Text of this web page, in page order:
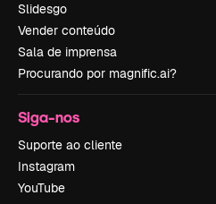
Slidesgo
Vender conteúdo
Sala de imprensa
Procurando por magnific.ai?
Siga-nos
Suporte ao cliente
Instagram
YouTube